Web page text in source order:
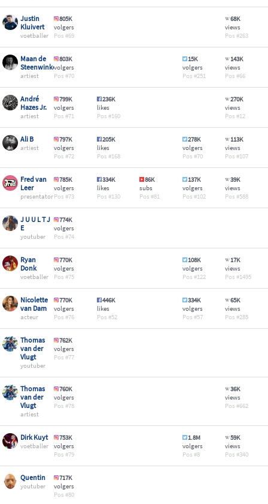
Justin
Kluivert
voetballer
805K
volgers
69
68K
views
263
Maan de
Steenwinkel
artiest
803K
volgers
70
15K
volgers
251
143K
views
66
André
Hazes Jr.
artiest
799K
volgers
71
236K
likes
160
270K
views
12
Ali B
artiest
797K
volgers
72
205K
likes
168
278K
volgers
70
113K
views
107
Fred van
Leer
presentator
785K
volgers
73
334K
likes
130
86K
subs
81
137K
volgers
102
39K
views
588
J U U L T J
E
youtuber
774K
volgers
74
Ryan
Donk
voetballer
770K
volgers
75
108K
volgers
122
17K
views
1495
Nicolette
van Dam
acteur
770K
volgers
76
446K
likes
52
334K
volgers
57
65K
views
285
Thomas
van der
Vlugt
youtuber
762K
volgers
77
Thomas
van der
Vlugt
artiest
760K
volgers
78
36K
views
662
Dirk Kuyt
voetballer
753K
volgers
79
1.8M
volgers
8
59K
views
340
Quentin
youtuber
717K
volgers
80